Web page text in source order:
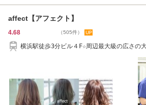
affect【アフェクト】
4.68 （505件）
横浜駅徒歩3分ビル４F☆周辺最大級の広さの